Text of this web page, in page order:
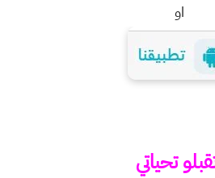
او
تحياتي